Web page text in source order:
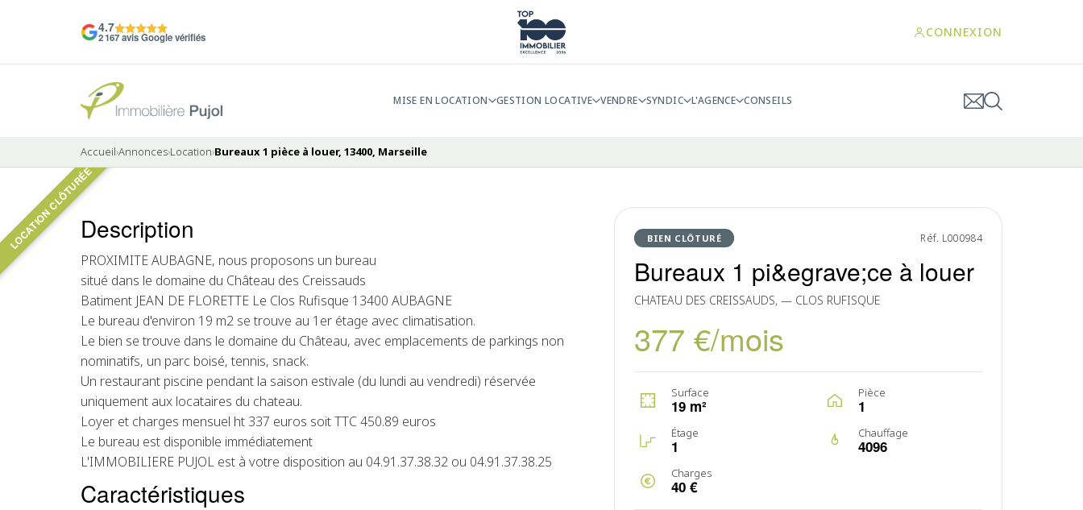
4.7
2 167 avis Google vérifiés CONNEXION
MISE EN LOCATION GESTION LOCATIVE VENDRE SYNDIC L'AGENCE CONSEILS
Accueil›Annonces›Location›Bureaux 1 pièce à louer, 13400, Marseille
LOCATION CLÔTURÉE BIEN CLÔTURÉ Réf. L000984
Bureaux 1 pi&egrave;ce à louer
CHATEAU DES CREISSAUDS, — CLOS RUFISQUE
377 €/mois
Surface
19 m²
Pièce
1
Étage
1
Chauffage
4096
Charges
40 €
LOUÉ
Description
PROXIMITE AUBAGNE, nous proposons un bureau
situé dans le domaine du Château des Creissauds
Batiment JEAN DE FLORETTE Le Clos Rufisque 13400 AUBAGNE
Le bureau d'environ 19 m2 se trouve au 1er étage avec climatisation.
Le bien se trouve dans le domaine du Château, avec emplacements de parkings non
nominatifs, un parc boisé, tennis, snack.
Un restaurant piscine pendant la saison estivale (du lundi au vendredi) réservée
uniquement aux locataires du chateau.
Loyer et charges mensuel ht 337 euros soit TTC 450.89 euros
Le bureau est disponible immédiatement
L'IMMOBILIERE PUJOL est à votre disposition au 04.91.37.38.32 ou 04.91.37.38.25
Caractéristiques